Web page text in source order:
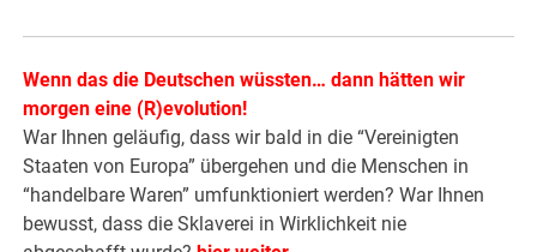
Wenn das die Deutschen wüssten… dann hätten wir
morgen eine (R)evolution!
War Ihnen geläufig, dass wir bald in die “Vereinigten
Staaten von Europa” übergehen und die Menschen in
“handelbare Waren” umfunktioniert werden? War Ihnen
bewusst, dass die Sklaverei in Wirklichkeit nie